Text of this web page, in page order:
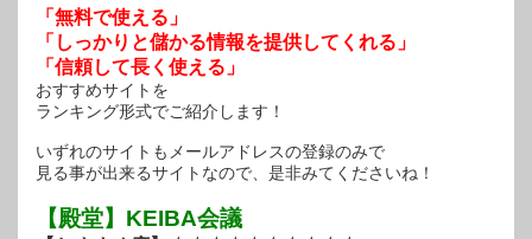
「無料で使える」
「しっかりと儲かる情報を提供してくれる」
「信頼して長く使える」
おすすめサイトを
ランキング形式でご紹介します！
いずれのサイトもメールアドレスの登録のみで
見る事が出来るサイトなので、是非みてくださいね！
【殿堂】KEIBA会議